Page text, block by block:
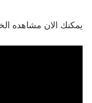
يمكنك الان مشاهده